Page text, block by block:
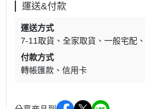
運送&付款
運送方式
7-11取貨
全家取貨 一般宅配
付款方式
轉帳匯款
信用卡